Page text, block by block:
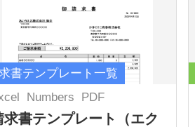
書テンプレート一覧
Numbers PDF
求書テンプレート（エク